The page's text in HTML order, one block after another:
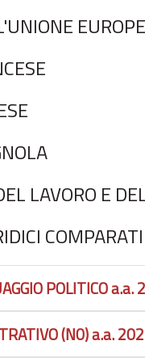
LAVORO E
COMPARATI
POLITICO
(N0) a.a.